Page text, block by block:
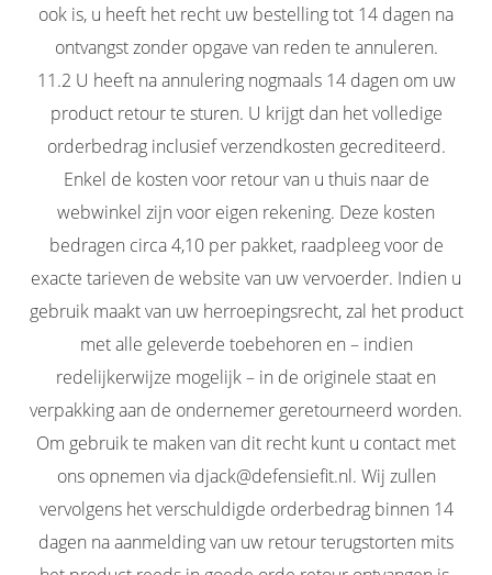
ook is, u heeft het recht uw bestelling tot 14 dagen na
ontvangst zonder opgave van reden te annuleren.
11.2 U heeft na annulering nogmaals 14 dagen om uw
product retour te sturen. U krijgt dan het volledige
orderbedrag inclusief verzendkosten gecrediteerd.
Enkel de kosten voor retour van u thuis naar de
webwinkel zijn voor eigen rekening. Deze kosten
bedragen circa 4,10 per pakket, raadpleeg voor de
exacte tarieven de website van uw vervoerder. Indien u
gebruik maakt van uw herroepingsrecht, zal het product
met alle geleverde toebehoren en – indien
redelijkerwijze mogelijk – in de originele staat en
verpakking aan de ondernemer geretourneerd worden.
Om gebruik te maken van dit recht kunt u contact met
ons opnemen via djack@defensiefit.nl. Wij zullen
vervolgens het verschuldigde orderbedrag binnen 14
dagen na aanmelding van uw retour terugstorten mits